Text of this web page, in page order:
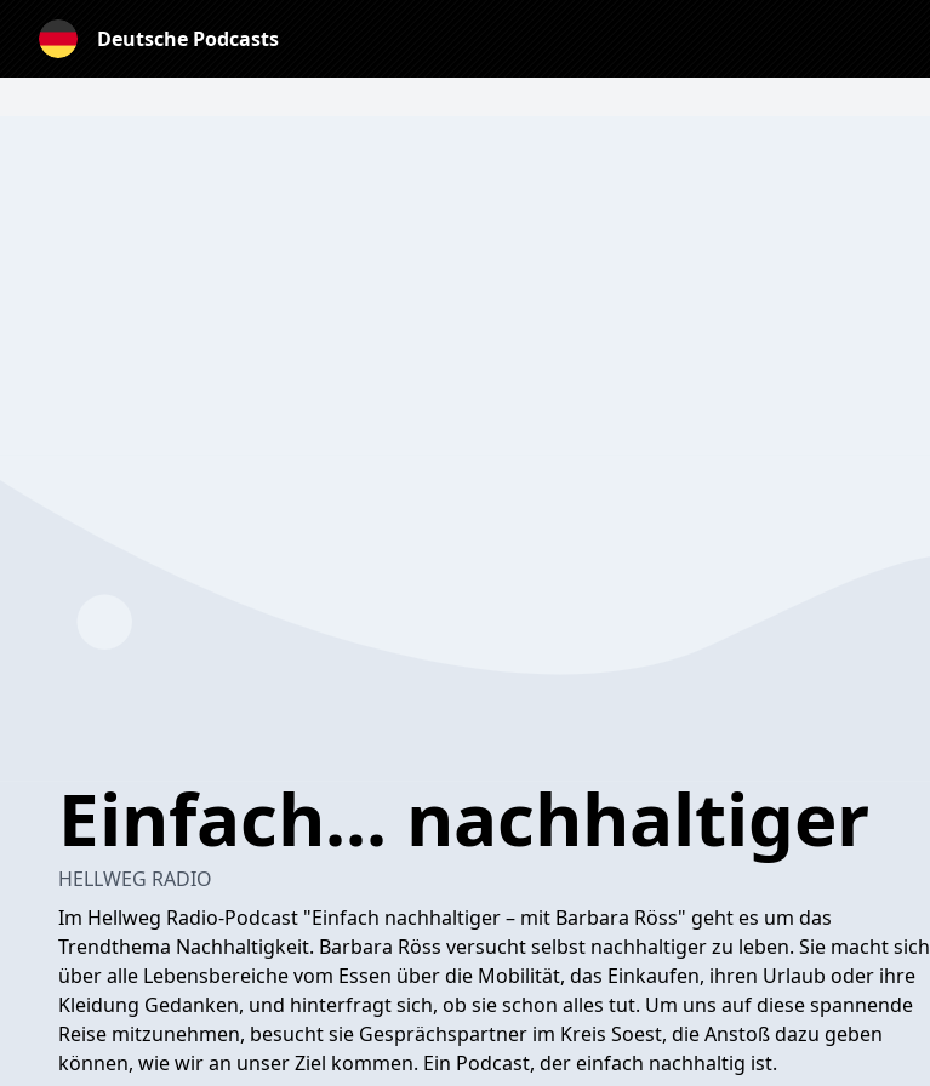
Deutsche Podcasts
Einfach... nachhaltiger
HELLWEG RADIO
Im Hellweg Radio-Podcast "Einfach nachhaltiger – mit Barbara Röss" geht es um das
Trendthema Nachhaltigkeit. Barbara Röss versucht selbst nachhaltiger zu leben. Sie macht sich
über alle Lebensbereiche vom Essen über die Mobilität, das Einkaufen, ihren Urlaub oder ihre
Kleidung Gedanken, und hinterfragt sich, ob sie schon alles tut. Um uns auf diese spannende
Reise mitzunehmen, besucht sie Gesprächspartner im Kreis Soest, die Anstoß dazu geben
können, wie wir an unser Ziel kommen. Ein Podcast, der einfach nachhaltig ist.